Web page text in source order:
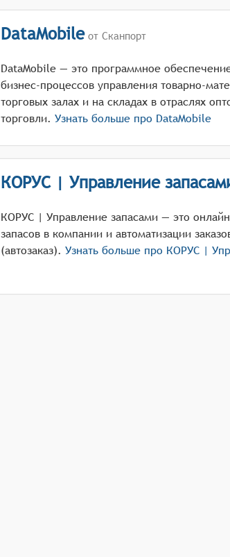
DataMobileот Сканпорт
DataMobile — это программное
бизнес-процессов управления товарно-
торговых залах и на складах в отраслях
торговли. Узнать больше про DataMobile
КОРУС | Управление
КОРУС | Управление запасами — это
запасов в компании и автоматизации
(автозаказ). Узнать больше про КОРУС |